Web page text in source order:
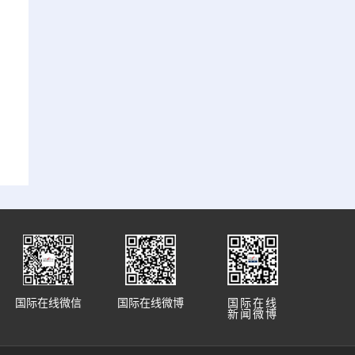
国际在线
新闻微博
国际在线微博
国际在线微信